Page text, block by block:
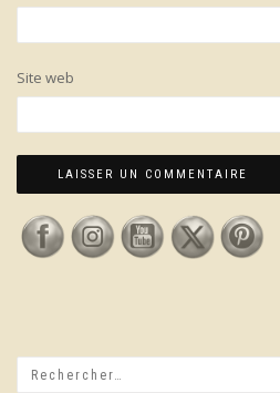
Site web